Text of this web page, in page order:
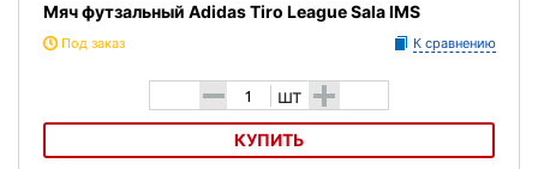
Мяч футзальный Adidas Tiro League Sala IMS
Под заказ К сравнению
- шт +
КУПИТЬ